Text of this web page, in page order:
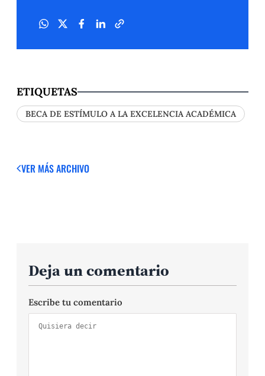
ETIQUETAS
BECA DE ESTÍMULO A LA EXCELENCIA ACADÉMICA
VER MÁSARCHIVO
Deja un comentario
Escribe tu comentario